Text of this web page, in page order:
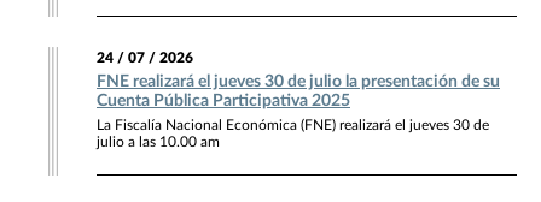
24 / 07 / 2026
FNE realizará el jueves 30 de julio la presentación de su
Cuenta Pública Participativa 2025
La Fiscalía Nacional Económica (FNE) realizará el jueves 30 de
julio a las 10.00 am